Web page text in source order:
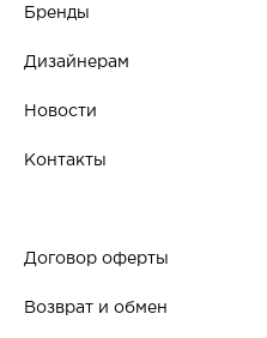
Бренды
Дизайнерам
Новости
Контакты
Договор оферты
Возврат и обмен